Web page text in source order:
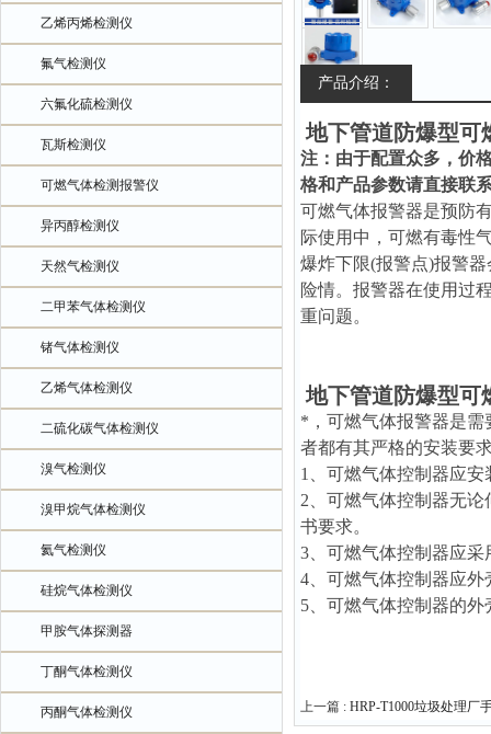
乙烯丙烯检测仪
氟气检测仪
六氟化硫检测仪
瓦斯检测仪
可燃气体检测报警仪
异丙醇检测仪
天然气检测仪
二甲苯气体检测仪
锗气体检测仪
乙烯气体检测仪
二硫化碳气体检测仪
溴气检测仪
溴甲烷气体检测仪
氦气检测仪
硅烷气体检测仪
甲胺气体探测器
丁酮气体检测仪
丙酮气体检测仪
产品介绍：
地下管道防爆型可
注：由于配置众多，价
格和产品参数请直接联
可燃气体报警器是预防
际使用中，可燃有毒性
爆炸下限(报警点)报警
险情。报警器在使用过
重问题。
地下管道防爆型可
*，可燃气体报警器是需
者都有其严格的安装要
1、可燃气体控制器应安
2、可燃气体控制器无
书要求。
3、可燃气体控制器应
4、可燃气体控制器应
5、可燃气体控制器的
上一篇 : HRP-T1000垃圾处理厂